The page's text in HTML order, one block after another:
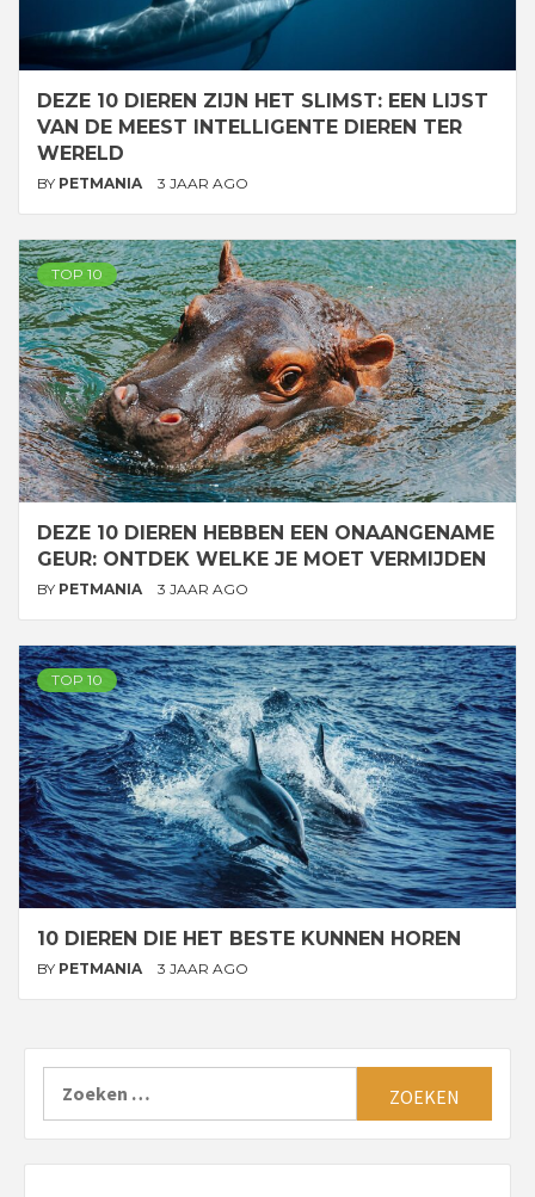
DEZE 10 DIEREN ZIJN HET SLIMST: EEN LIJST
VAN DE MEEST INTELLIGENTE DIEREN TER
WERELD
BY PETMANIA 3 JAAR AGO
TOP 10
DEZE 10 DIEREN HEBBEN EEN ONAANGENAME
GEUR: ONTDEK WELKE JE MOET VERMIJDEN
BY PETMANIA 3 JAAR AGO
TOP 10
10 DIEREN DIE HET BESTE KUNNEN HOREN
BY PETMANIA 3 JAAR AGO